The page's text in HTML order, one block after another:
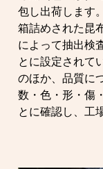
包し出荷します。
箱詰めされた昆
によって抽出検
とに設定されて
のほか、品質に
数・色・形・傷
とに確認し、工